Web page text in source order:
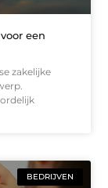
een
zakelijke
BEDRIJVEN